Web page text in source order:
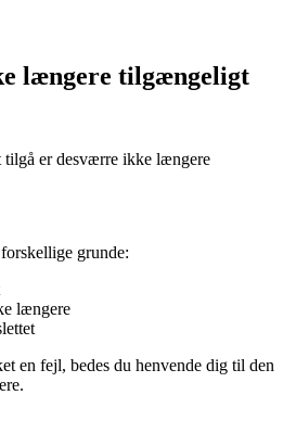
længere tilgængeligt
tilgå er desværre ikke længere
grunde:
længere
en fejl, bedes du henvende dig til den